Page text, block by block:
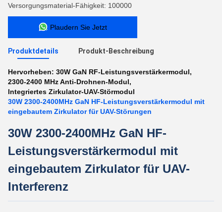
Versorgungsmaterial-Fähigkeit: 100000
Plaudern Sie Jetzt
Produktdetails Produkt-Beschreibung
Hervorheben: 30W GaN RF-Leistungsverstärkermodul,
2300-2400 MHz Anti-Drohnen-Modul,
Integriertes Zirkulator-UAV-Störmodul
30W 2300-2400MHz GaN HF-Leistungsverstärkermodul mit
eingebautem Zirkulator für UAV-Störungen
30W 2300-2400MHz GaN HF-
Leistungsverstärkermodul mit
eingebautem Zirkulator für UAV-
Interferenz